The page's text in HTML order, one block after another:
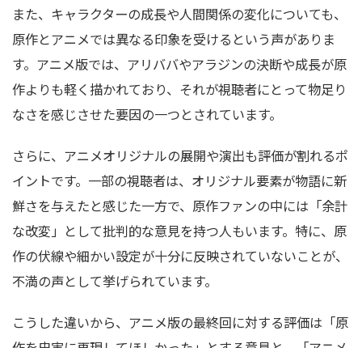
また、キャラクターの成長や人間関係の変化についても、
原作とアニメでは異なる印象を受けるという声がありま
す。アニメ版では、アリババやアラジンの決断や成長が原
作よりも軽く描かれており、それが視聴者にとって物足り
なさを感じさせた要因の一つとされています。
さらに、アニメオリジナルの展開や演出も評価が割れるポ
イントです。一部の視聴者は、オリジナル要素が物語に新
鮮さを与えたと感じた一方で、原作ファンの中には「余計
な改変」として批判的な意見を持つ人もいます。特に、原
作の伏線や細かい設定が十分に反映されていないことが、
不満の声として挙げられています。
こうした違いから、アニメ版の最終回に対する評価は「原